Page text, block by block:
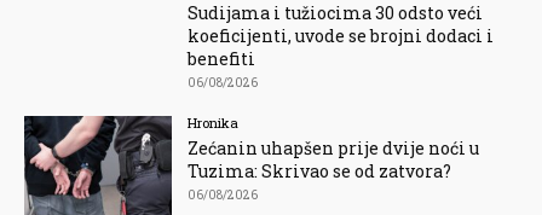
Sudijama i tužiocima 30 odsto veći
koeficijenti, uvode se brojni dodaci i
benefiti
06/08/2026
Hronika
Zećanin uhapšen prije dvije noći u
Tuzima: Skrivao se od zatvora?
06/08/2026